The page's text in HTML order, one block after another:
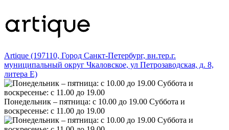
Artique (197110, Город Санкт-Петербург, вн.тер.г.
муниципальный округ Чкаловское, ул Петрозаводская, д. 8,
литера Е)
Понедельник – пятница: с 10.00 до 19.00 Суббота и
воскресенье: с 11.00 до 19.00